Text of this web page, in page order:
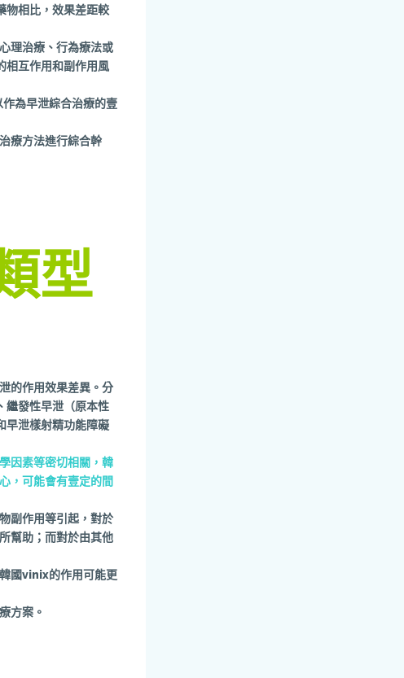
物相比，效果差距較
理治療、行為療法或
相互作用和副作用風
為早泄綜合治療的壹
療方法進行綜合幹
型
的作用效果差異。分
繼發性早泄（原本性
早泄樣射精功能障礙
因素等密切相關，韓
，可能會有壹定的間
副作用等引起，對於
幫助；而對於由其他
國vinix的作用可能更
方案。